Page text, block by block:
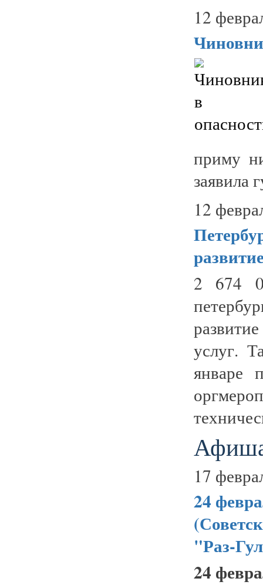
12
приму
заявила
12
2 674
услуг.
январе
17
24
"Раз-
24